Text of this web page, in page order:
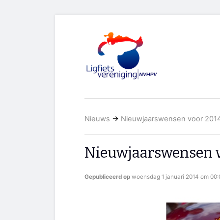
Nieuws → Nieuwjaarswensen voor
Nieuwjaarswensen
Gepubliceerd op woensdag 1 januari 2014 om